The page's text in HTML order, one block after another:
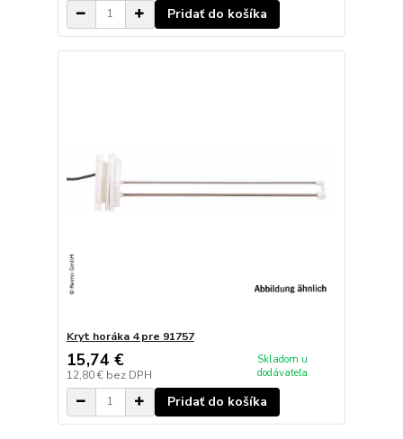
Pridať do košíka
Kryt horáka 4 pre 91757
15,74 €
12,80 € bez DPH
Skladom u
dodávateľa
Pridať do košíka